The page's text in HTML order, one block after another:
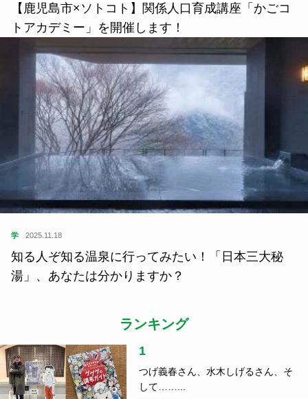
【鹿児島市×ソトコト】関係人口育成講座「かごコ
トアカデミー」を開催します！
学 2025.11.18
知る人ぞ知る温泉に行ってみたい！「日本三大秘
湯」、あなたは分かりますか？
ランキング
1
つげ義春さん、水木しげるさん、そ
して……...